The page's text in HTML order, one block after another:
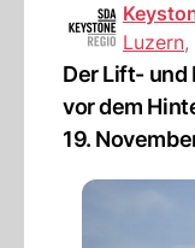
Luzern,
Der Lift- und
vor dem
19.